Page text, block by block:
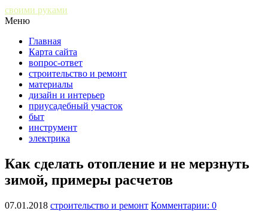
своими руками
Меню
Главная
Карта сайта
вопрос-ответ
строительство и ремонт
материалы
дизайн и интерьер
приусадебный участок
быт
инструмент
электрика
Как сделать отопление и не мерзнуть
зимой, примеры расчетов
07.01.2018 строительство и ремонт Комментарии: 0